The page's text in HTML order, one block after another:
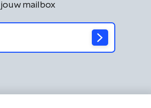
jouw mailbox